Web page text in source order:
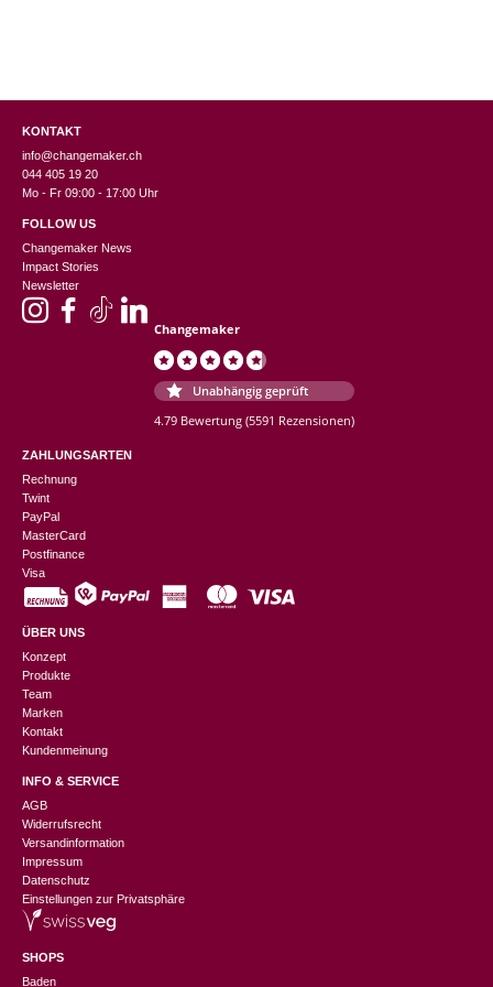
KONTAKT
info@changemaker.ch
044 405 19 20
Mo - Fr 09:00 - 17:00 Uhr
FOLLOW US
Changemaker News
Impact Stories
Newsletter
Changemaker
Unabhängig geprüft
4.79 Bewertung (5591 Rezensionen)
ZAHLUNGSARTEN
Rechnung
Twint
PayPal
MasterCard
Postfinance
Visa
ÜBER UNS
Konzept
Produkte
Team
Marken
Kontakt
Kundenmeinung
INFO & SERVICE
AGB
Widerrufsrecht
Versandinformation
Impressum
Datenschutz
Einstellungen zur Privatsphäre
SHOPS
Baden